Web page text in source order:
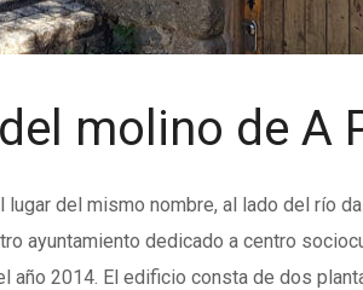
molino de A
del mismo nombre, al lado del río
ayuntamiento dedicado a centro
año 2014. El edificio consta de dos